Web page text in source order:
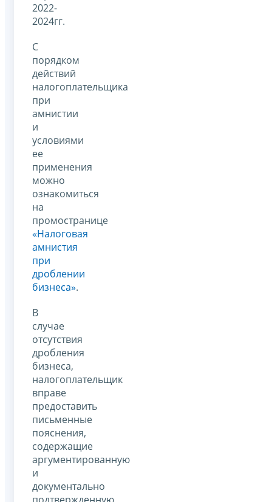
2022-
2024гг.
С
порядком
действий
налогоплательщика
при
амнистии
и
условиями
ее
применения
можно
ознакомиться
на
промостранице
«Налоговая
амнистия
при
дроблении
бизнеса».
В
случае
отсутствия
дробления
бизнеса,
налогоплательщик
вправе
предоставить
письменные
пояснения,
содержащие
аргументированную
и
документально
подтвержденную